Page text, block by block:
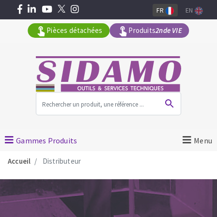
Carotteuses
Coupe carreaux manuels
Pièces détachées Produits2nde VIE
FR EN
Gammes Produits Menu
Accueil Distributeur